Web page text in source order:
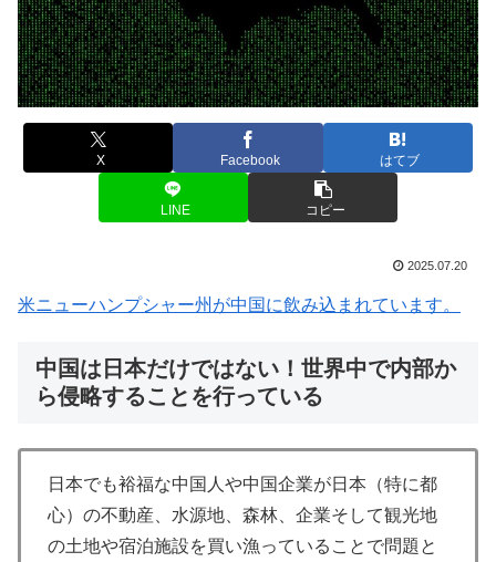
X Facebook はてブ
LINE コピー
2025.07.20
米ニューハンプシャー州が中国に飲み込まれています。
中国は日本だけではない！世界中で内部か
ら侵略することを行っている
日本でも裕福な中国人や中国企業が日本（特に都
心）の不動産、水源地、森林、企業そして観光地
の土地や宿泊施設を買い漁っていることで問題と